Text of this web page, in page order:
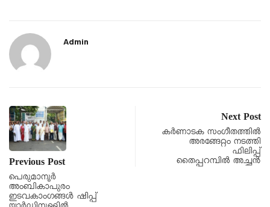
Admin
Previous Post
പെരുമാനൂർ
അംബികാപുരം
ഇടവകാംഗങ്ങൾ ഷിപ്പ്
Next Post
കർണാടക സംഗീതത്തിൽ
അരങ്ങേറ്റം നടത്തി
ഫിലിപ്പ്
തൈപ്പറമ്പിൽ അച്ചൻ